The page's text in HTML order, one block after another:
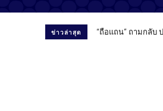
ข่าวล่าสุด “ถือแถน” ถามกลับ ป
‘ศิริกัญญา’ ไม่หวั่น